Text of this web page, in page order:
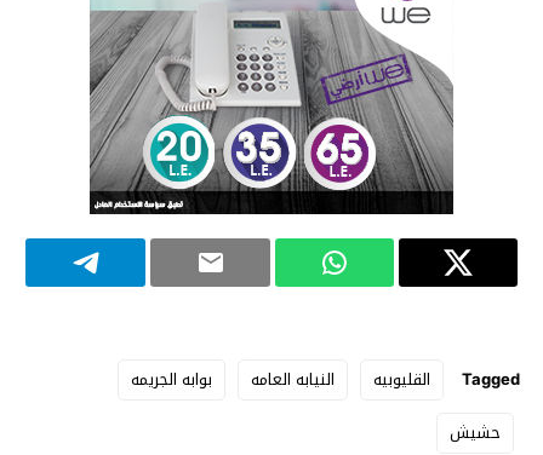
Tagged القليوبيه النيابه العامه
بوابه الجريمه
حشيش